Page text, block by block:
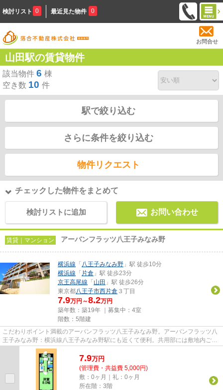
検討リスト 0 最近見た物件 0
お問合せ
山田駅の賃貸物件
該当物件 6 棟
空き数 10 件
駅で絞り込む
さらに条件を絞り込む
物件リクエスト
チェックした物件をまとめて
検討リストに追加 お問い合わせ
賃貸｜マンション アーバンフラッツ八王子みなみ野
横浜線 「 八王子みなみ野 」駅 徒歩10分
横浜線 「 片倉 」駅 徒歩23分
京王高尾線 「 山田 」駅 徒歩26分
東京都八王子市西片倉 ３丁目
7.9万円～8.2万円
築年数：築19年 ｜募集中： 4室
階数：5階建
こだわりポイント満載のアーバンフラッツ八王子みなみ野。アーバンフラッツ八
王子みなみ野：横浜線八王子みなみ野駅にも近くて便利。共用部には敷地内ごみ
置き場・エレベータなどが備...
7.9万円
(管理費・共益費 5,000円)
敷：0ヶ月｜礼：0ヶ月
所在階：3階